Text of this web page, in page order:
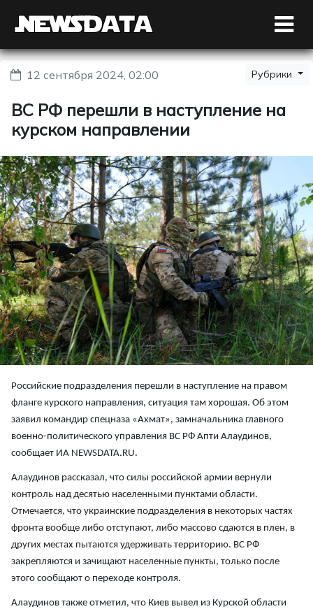
12 сентября 2024, 02:00 Рубрики
ВС РФ перешли в наступление на
курском направлении
Российские подразделения перешли в наступление на правом
фланге курского направления, ситуация там хорошая. Об этом
заявил командир спецназа «Ахмат», замначальника главного
военно-политического управления ВС РФ Апти Алаудинов,
сообщает ИА NEWSDATA.RU.
Алаудинов рассказал, что силы российской армии вернули
контроль над десятью населенными пунктами области.
Отмечается, что украинские подразделения в некоторых частях
фронта вообще либо отступают, либо массово сдаются в плен, в
других местах пытаются удерживать территорию. ВС РФ
закрепляются и зачищают населенные пункты, только после
этого сообщают о переходе контроля.
Алаудинов также отметил, что Киев вывел из Курской области